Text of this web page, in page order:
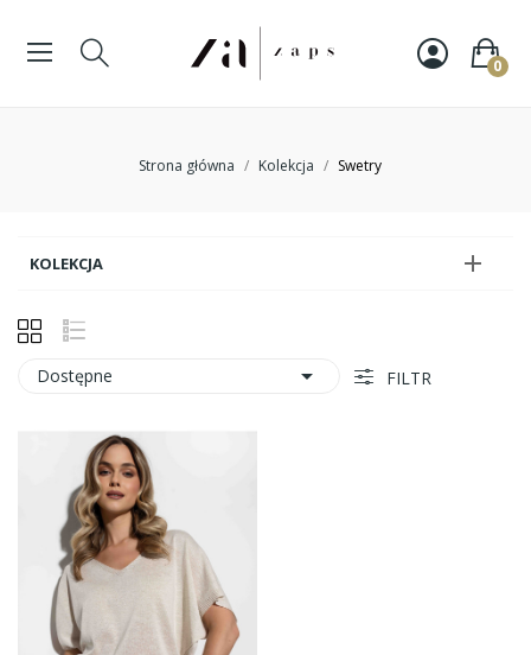
0
Strona główna Kolekcja Swetry
KOLEKCJA 
Dostępne  FILTR